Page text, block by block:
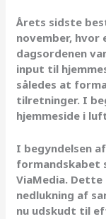
Årets sidste
november,
dagsordenen
input til
således at
tilretninger. I
hjemmeside i
I begyndelsen
formandskabet
ViaMedia.
nedlukning af
nu udskudt til